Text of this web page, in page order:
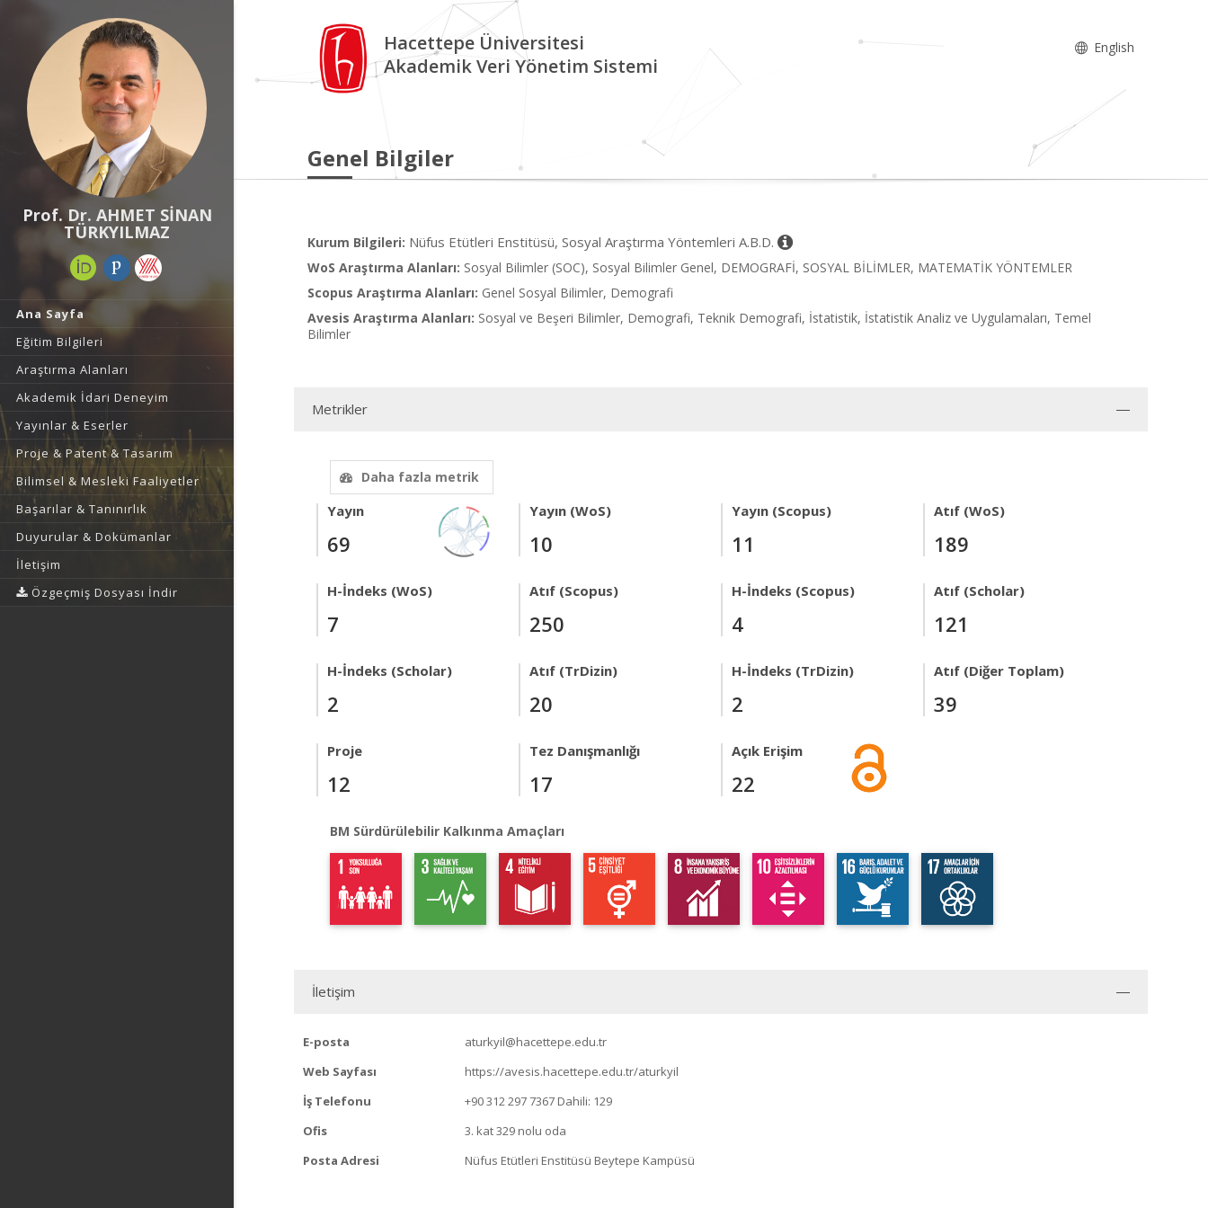
Prof. Dr. AHMET SİNAN
TÜRKYILMAZ
Ana Sayfa
Eğitim Bilgileri
Araştırma Alanları
Akademik İdari Deneyim
Yayınlar & Eserler
Proje & Patent & Tasarım
Bilimsel & Mesleki Faaliyetler
Başarılar & Tanınırlık
Duyurular & Dokümanlar
İletişim
Özgeçmiş Dosyası İndir
Hacettepe Üniversitesi
Akademik Veri Yönetim Sistemi
English
Genel Bilgiler
Kurum Bilgileri: Nüfus Etütleri Enstitüsü, Sosyal Araştırma Yöntemleri A.B.D.
WoS Araştırma Alanları: Sosyal Bilimler (SOC), Sosyal Bilimler Genel, DEMOGRAFİ, SOSYAL BİLİMLER, MATEMATİK YÖNTEMLER
Scopus Araştırma Alanları: Genel Sosyal Bilimler, Demografi
Avesis Araştırma Alanları: Sosyal ve Beşeri Bilimler, Demografi, Teknik Demografi, İstatistik, İstatistik Analiz ve Uygulamaları, Temel
Bilimler
Metrikler
Daha fazla metrik
Yayın
69
Yayın (WoS)
10
Yayın (Scopus)
11
Atıf (WoS)
189
H-İndeks (WoS)
7
Atıf (Scopus)
250
H-İndeks (Scopus)
4
Atıf (Scholar)
121
H-İndeks (Scholar)
2
Atıf (TrDizin)
20
H-İndeks (TrDizin)
2
Atıf (Diğer Toplam)
39
Proje
12
Tez Danışmanlığı
17
Açık Erişim
22
BM Sürdürülebilir Kalkınma Amaçları
İletişim
E-posta
aturkyil@hacettepe.edu.tr
Web Sayfası
https://avesis.hacettepe.edu.tr/aturkyil
İş Telefonu
+90 312 297 7367 Dahili: 129
Ofis
3. kat 329 nolu oda
Posta Adresi
Nüfus Etütleri Enstitüsü Beytepe Kampüsü